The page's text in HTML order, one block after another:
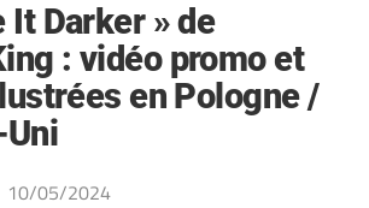
It Darker » de
: vidéo promo et
en Pologne /
10/05/2024